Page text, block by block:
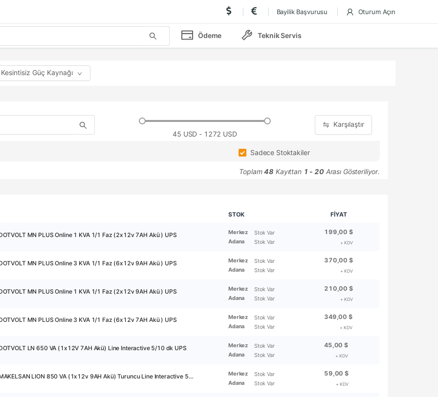
Bayilik Başvurusu Oturum Açın
Ödeme Teknik Servis
Kesintisiz Güç Kaynağı
45 USD - 1272 USD
Karşılaştır
Sadece Stoktakiler
Toplam48 Kayıttan 1 - 20 Arası Gösteriliyor.
STOK FİYAT
MN PLUS Online 1 KVA 1/1 Faz (2x12v 7AH Akü ) UPS Merkez
Stok Var
Adana
Stok Var
199,00 $
+ KDV
MN PLUS Online 3 KVA 1/1 Faz (6x12v 9AH Akü ) UPS Merkez
Stok Var
Adana
Stok Var
370,00 $
+ KDV
MN PLUS Online 1 KVA 1/1 Faz (2x12v 9AH Akü ) UPS Merkez
Stok Var
Adana
Stok Var
210,00 $
+ KDV
MN PLUS Online 3 KVA 1/1 Faz (6x12v 7AH Akü ) UPS Merkez
Stok Var
Adana
Stok Var
349,00 $
+ KDV
LN 650 VA (1x12V 7AH Akü) Line Interactive 5/10 dk UPS Merkez
Stok Var
Adana
Stok Var
45,00 $
+ KDV
13939 - MAKELSAN LION 850 VA (1x12v 9AH Akü) Turuncu Line Interactive 5/12 dk UPS Merkez
Stok Var
Adana
Stok Var
59,00 $
+ KDV